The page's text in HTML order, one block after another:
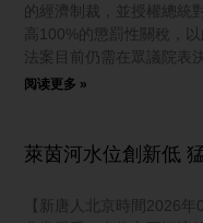
的經濟制裁，並授權總統
高100%的懲罰性關稅，
法案目前仍需在眾議院表
阅读更多 »
萊茵河水位創新低
【新唐人北京時間2026